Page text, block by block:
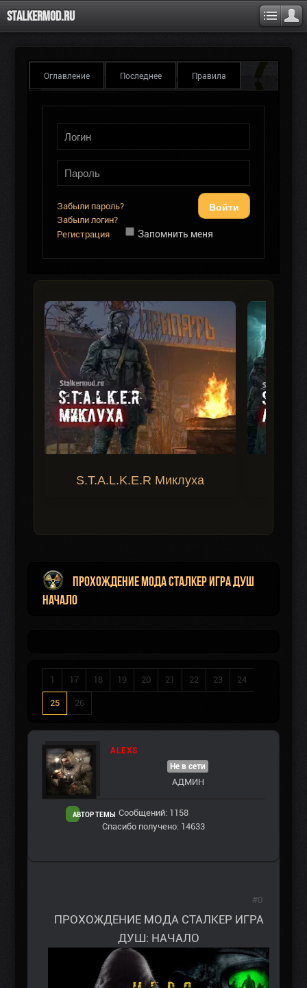
Stalkermod.ru
Оглавление Последнее Правила
Войти
Забыли пароль?
Забыли логин?
Регистрация
Запомнить меня
S.T.A.L.K.E.R Миклуха
Прохождение мода Сталкер Игра Душ
Начало
1 17 18 19 20 21 22 23 24
25 26
ALEXS
АВТОР ТЕМЫ
Не в сети
АДМИН
Сообщений: 1158
Спасибо получено: 14633
ПРОХОЖДЕНИЕ МОДА СТАЛКЕР ИГРА
ДУШ: НАЧАЛО
#0